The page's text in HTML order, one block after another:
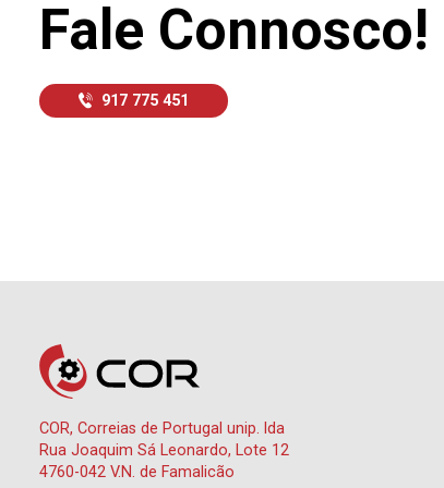
Fale Connosco!
917 775 451
COR, Correias de Portugal unip. lda
Rua Joaquim Sá Leonardo, Lote 12
4760-042 V.N. de Famalicão